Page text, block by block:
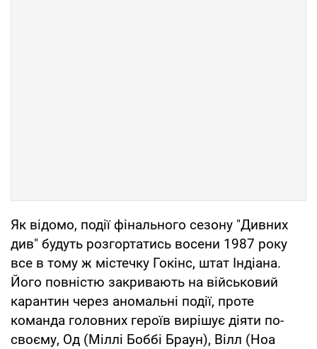
Як відомо, події фінального сезону "Дивних
див" будуть розгортатись восени 1987 року
все в тому ж містечку Гокінс, штат Індіана.
Його повністю закривають на військовий
карантин через аномальні події, проте
команда головних героїв вирішує діяти по-
своєму, Од (Міллі Боббі Браун), Вілл (Ноа